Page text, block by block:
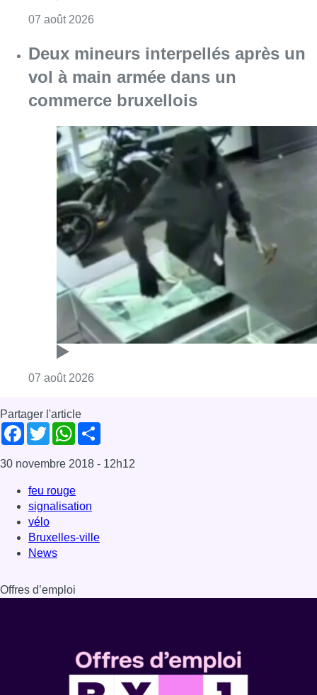
07 août 2026
Deux mineurs interpellés après un
vol à main armée dans un
commerce bruxellois
07 août 2026
Partager l'article
Facebook
TwitterWhatsApp
30 novembre 2018 - 12h12
feu rouge
signalisation
vélo
Bruxelles-ville
News
Offres d’emploi